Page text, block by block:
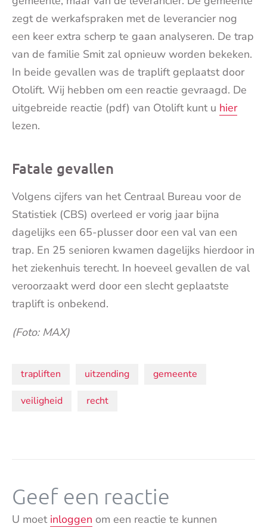
zegt de werkafspraken met de leverancier nog
een keer extra scherp te gaan analyseren. De trap
van de familie Smit zal opnieuw worden bekeken.
In beide gevallen was de traplift geplaatst door
Otolift. Wij hebben om een reactie gevraagd. De
uitgebreide reactie (pdf) van Otolift kunt u hier
lezen.
Fatale gevallen
Volgens cijfers van het Centraal Bureau voor de
Statistiek (CBS) overleed er vorig jaar bijna
dagelijks een 65-plusser door een val van een
trap. En 25 senioren kwamen dagelijks hierdoor in
het ziekenhuis terecht. In hoeveel gevallen de val
veroorzaakt werd door een slecht geplaatste
traplift is onbekend.
(Foto: MAX)
Onderwerpen:
trapliften uitzending gemeente
veiligheid recht
Geef een reactie
U moet inloggen om een reactie te kunnen